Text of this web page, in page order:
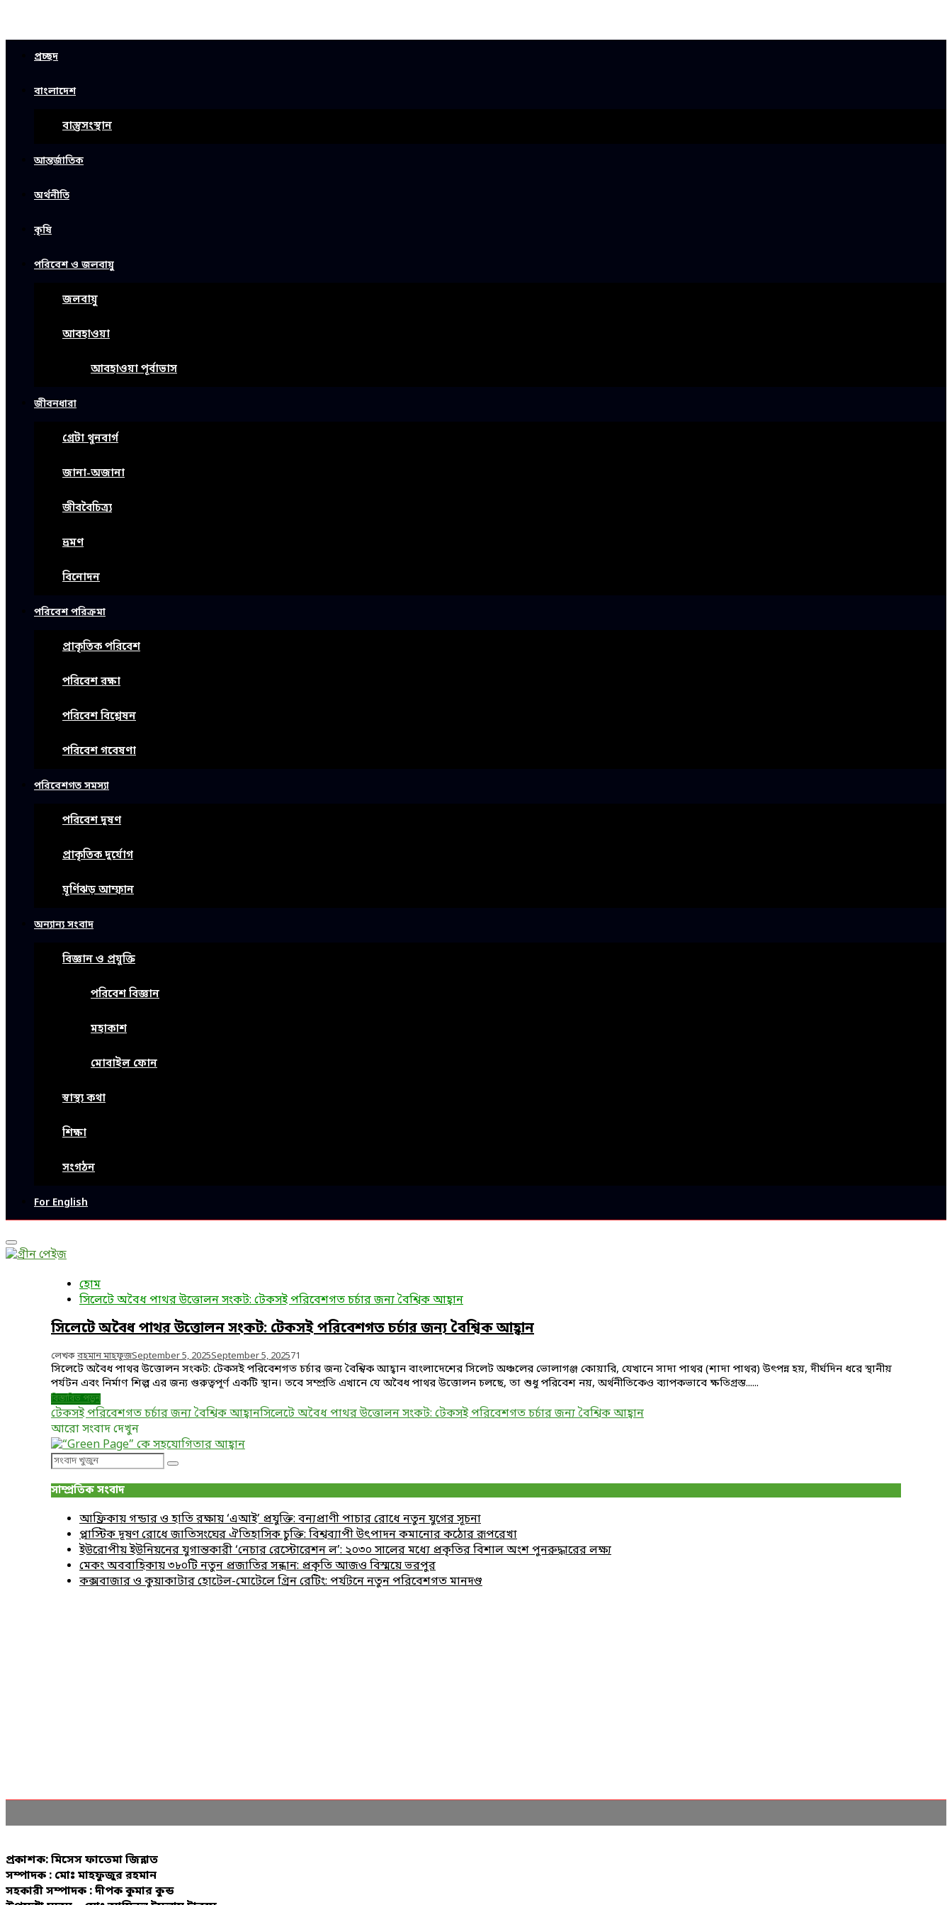
প্রচ্ছদ
বাংলাদেশ
বাস্তুসংস্থান
আন্তর্জাতিক
অর্থনীতি
কৃষি
পরিবেশ ও জলবায়ু
জলবায়ু
আবহাওয়া
আবহাওয়া পূর্বাভাস
জীবনধারা
গ্রেটা থুনবার্গ
জানা-অজানা
জীববৈচিত্র্য
ভ্রমণ
বিনোদন
পরিবেশ পরিক্রমা
প্রাকৃতিক পরিবেশ
পরিবেশ রক্ষা
পরিবেশ বিশ্লেষন
পরিবেশ গবেষণা
পরিবেশগত সমস্যা
পরিবেশ দূষণ
প্রাকৃতিক দুর্যোগ
ঘূর্ণিঝড় আম্ফান
অন্যান্য সংবাদ
বিজ্ঞান ও প্রযুক্তি
পরিবেশ বিজ্ঞান
মহাকাশ
মোবাইল ফোন
স্বাস্থ্য কথা
শিক্ষা
সংগঠন
For English
Primary
Menu
হোম
সিলেটে অবৈধ পাথর উত্তোলন সংকট: টেকসই পরিবেশগত চর্চার জন্য বৈশ্বিক আহ্বান
সিলেটে অবৈধ পাথর উত্তোলন সংকট: টেকসই পরিবেশগত চর্চার জন্য বৈশ্বিক আহ্বান
লেখকরহমান মাহফুজSeptember 5, 2025September 5, 202571
সিলেটে অবৈধ পাথর উত্তোলন সংকট: টেকসই পরিবেশগত চর্চার জন্য বৈশ্বিক আহ্বান বাংলাদেশের সিলেট অঞ্চলের ভোলাগঞ্জ কোয়ারি, যেখানে সাদা পাথর (শাদা পাথর) উৎপন্ন হয়, দীর্ঘদিন ধরে স্থানীয়
পর্যটন এবং নির্মাণ শিল্প এর জন্য গুরুত্বপূর্ণ একটি স্থান। তবে সম্প্রতি এখানে যে অবৈধ পাথর উত্তোলন চলছে, তা শুধু পরিবেশ নয়, অর্থনীতিকেও ব্যাপকভাবে ক্ষতিগ্রস্ত......
বিস্তারিত পড়ুন
টেকসই পরিবেশগত চর্চার জন্য বৈশ্বিক আহ্বানসিলেটে অবৈধ পাথর উত্তোলন সংকট: টেকসই পরিবেশগত চর্চার জন্য বৈশ্বিক আহ্বান
আরো সংবাদ দেখুন
Search
Search
সাম্প্রতিক সংবাদ
আফ্রিকায় গন্ডার ও হাতি রক্ষায় ‘এআই’ প্রযুক্তি: বন্যপ্রাণী পাচার রোধে নতুন যুগের সূচনা
প্লাস্টিক দূষণ রোধে জাতিসংঘের ঐতিহাসিক চুক্তি: বিশ্বব্যাপী উৎপাদন কমানোর কঠোর রূপরেখা
ইউরোপীয় ইউনিয়নের যুগান্তকারী ‘নেচার রেস্টোরেশন ল’: ২০৩০ সালের মধ্যে প্রকৃতির বিশাল অংশ পুনরুদ্ধারের লক্ষ্য
মেকং অববাহিকায় ৩৮০টি নতুন প্রজাতির সন্ধান: প্রকৃতি আজও বিস্ময়ে ভরপুর
কক্সবাজার ও কুয়াকাটার হোটেল-মোটেলে গ্রিন রেটিং: পর্যটনে নতুন পরিবেশগত মানদণ্ড
প্রকাশক: মিসেস ফাতেমা জিন্নাত
সম্পাদক : মোঃ মাহফুজুর রহমান
সহকারী সম্পাদক : দীপক কুমার কুন্ড